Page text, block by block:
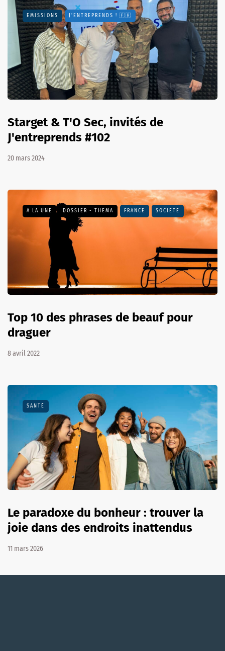
EMISSIONS J'ENTREPRENDS ! 🇫🇷
Starget & T'O Sec, invités de
J'entreprends #102
20 mars 2024
A LA UNE DOSSIER - THEMA FRANCE SOCIÉTÉ
Top 10 des phrases de beauf pour
draguer
8 avril 2022
SANTÉ
Le paradoxe du bonheur : trouver la
joie dans des endroits inattendus
11 mars 2026